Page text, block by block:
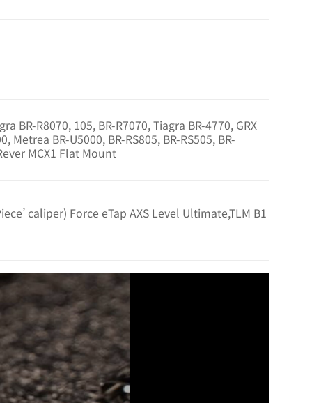
BR-R8070, 105, BR-R7070, Tiagra BR-4770, GRX
Metrea BR-U5000, BR-RS805, BR-RS505, BR-
MCX1 Flat Mount
caliper) Force eTap AXS Level Ultimate,TLM B1